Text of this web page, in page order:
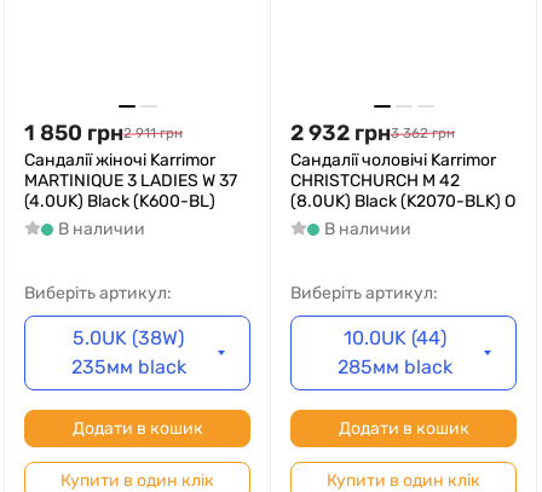
1 850 грн2 911 грн
Cандалії жіночі Karrimor
MARTINIQUE 3 LADIES W 37
(4.0UK) Black (K600-BL)
В наличии
Виберіть артикул:
5.0UK (38W)
235мм black
Додати в кошик
Купити в один клік
2 932 грн3 362 грн
Cандалії чоловічі Karrimor
CHRISTCHURCH M 42
(8.0UK) Black (K2070-BLK) O
В наличии
Виберіть артикул:
10.0UK (44)
285мм black
Додати в кошик
Купити в один клік